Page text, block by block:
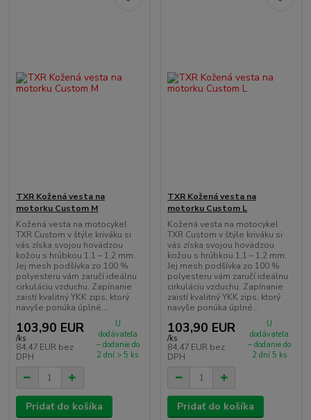
TXR Kožená vesta na
motorku Custom M
Kožená vesta na motocykel
TXR Custom v štýle kriváku si
vás získa svojou hovädzou
kožou s hrúbkou 1,1 – 1,2 mm.
Jej mesh podšívka zo 100 %
polyesteru vám zaručí ideálnu
cirkuláciu vzduchu. Zapínanie
zaistí kvalitný YKK zips, ktorý
navyše ponúka úplné...
103,90 EUR
/ks
84,47 EUR bez
DPH
U
dodávateľa
– dodanie do
2 dní > 5 ks
Pridať do košíka
TXR Kožená vesta na
motorku Custom L
Kožená vesta na motocykel
TXR Custom v štýle kriváku si
vás získa svojou hovädzou
kožou s hrúbkou 1,1 – 1,2 mm.
Jej mesh podšívka zo 100 %
polyesteru vám zaručí ideálnu
cirkuláciu vzduchu. Zapínanie
zaistí kvalitný YKK zips, ktorý
navyše ponúka úplné...
103,90 EUR
/ks
84,47 EUR bez
DPH
U
dodávateľa
– dodanie do
2 dní 5 ks
Pridať do košíka